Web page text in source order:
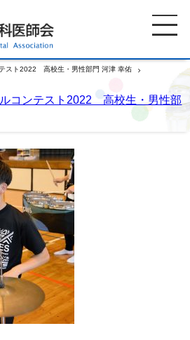
スト2022 高校生・男性部門 河津 幸佑
歯科医師会について
休日当番医
歯の豆知識
口腔保健センター
せ 熊本歯科衛生士専門学院
プライバシーポリシー